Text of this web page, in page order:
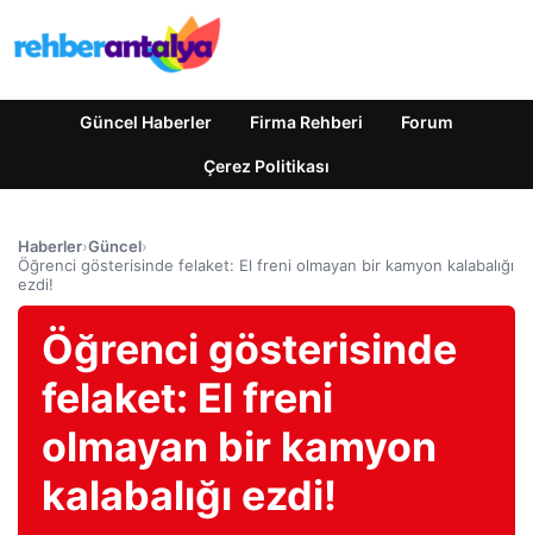
Güncel Haberler Firma Rehberi Forum
Çerez Politikası
Haberler›Güncel›
Öğrenci gösterisinde felaket: El freni olmayan bir kamyon kalabalığı
ezdi!
Öğrenci gösterisinde
felaket: El freni
olmayan bir kamyon
kalabalığı ezdi!